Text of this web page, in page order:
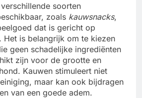
soorten
zoals kauwsnacks,
dat is gericht op
is belangrijk om te kiezen
geen schadelijke ingrediënten
zijn voor de grootte en
Kauwen stimuleert niet
maar kan ook bijdragen
van een goede adem.